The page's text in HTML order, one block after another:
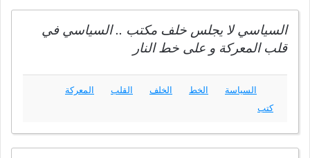
السياسي لا يجلس خلف مكتب .. السياسي في
قلب المعركة و على خط النار
السياسة الخط الخلف القلب
المعركة
كتب